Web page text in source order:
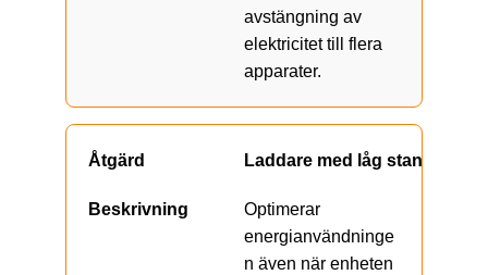
avstängning av
elektricitet till flera
apparater.
Laddare med låg standby
Optimerar
energianvändninge
n även när enheten